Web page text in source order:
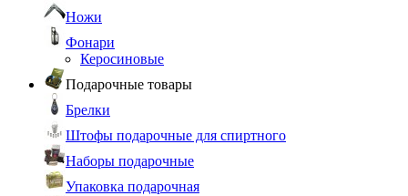
Ножи
Фонари
Керосиновые
Подарочные товары
Брелки
Штофы подарочные для спиртного
Наборы подарочные
Упаковка подарочная